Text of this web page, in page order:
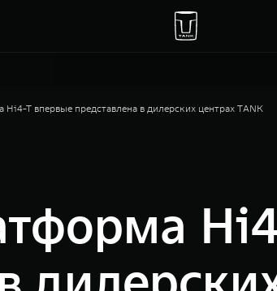
Hi4-T впервые представлена в дилерских центрах TANK